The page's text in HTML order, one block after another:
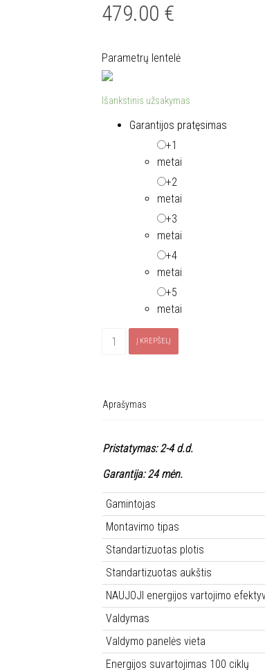
479.00 €
Parametrų lentelė
Išankstinis užsakymas
Garantijos pratęsimas
+1
metai
+2
metai
+3
metai
+4
metai
+5
metai
produkto
KESC2210L
Į KREPŠELĮ
Aprašymas
Pristatymas: 2-4 d.d.
Garantija: 24 mėn.
Gamintojas
Montavimo tipas
Standartizuotas plotis
Standartizuotas aukštis
NAUJOJI energijos vartojimo
Valdymas
Valdymo panelės vieta
Energijos suvartojimas 100 ciklų